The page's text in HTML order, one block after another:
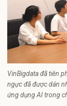
VinBigdata đã tiên
ngực đã được dán
ứng dụng AI trong